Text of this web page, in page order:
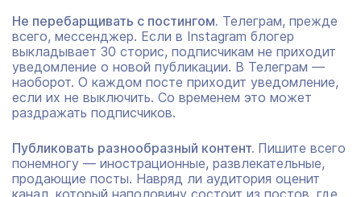
Не перебарщивать с постингом. Телеграм, прежде
всего, мессенджер. Если в Instagram блогер
выкладывает 30 сторис, подписчикам не приходит
уведомление о новой публикации. В Телеграм —
наоборот. О каждом посте приходит уведомление,
если их не выключить. Со временем это может
раздражать подписчиков.
Публиковать разнообразный контент. Пишите всего
понемногу — инострационные, развлекательные,
продающие посты. Навряд ли аудитория оценит